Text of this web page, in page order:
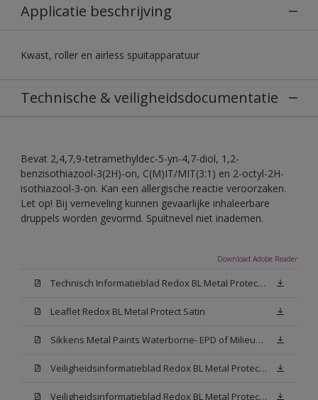
Applicatie beschrijving
Kwast, roller en airless spuitapparatuur
Technische & veiligheidsdocumentatie
Bevat 2,4,7,9-tetramethyldec-5-yn-4,7-diol, 1,2-
benzisothiazool-3(2H)-on, C(M)IT/MIT(3:1) en 2-octyl-2H-
isothiazool-3-on. Kan een allergische reactie veroorzaken.
Let op! Bij verneveling kunnen gevaarlijke inhaleerbare
druppels worden gevormd. Spuitnevel niet inademen.
Download Adobe Reader
Technisch Informatieblad Redox BL Metal Protect (PDF)
Leaflet Redox BL Metal Protect Satin
Sikkens Metal Paints Waterborne- EPD of Milieuproductverklaring
Veiligheidsinformatieblad Redox BL Metal Protect Satin N00 (MSDS)
Veiligheidsinformatieblad Redox BL Metal Protect Satin White W05 (MSDS)